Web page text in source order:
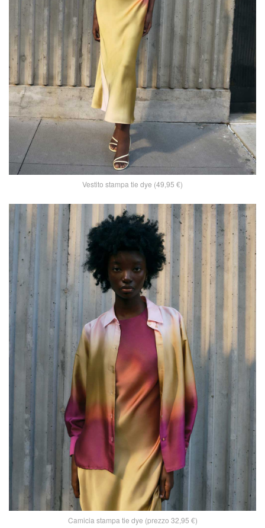
Vestito stampa tie dye (49,95 €)
Camicia stampa tie dye (prezzo 32,95 €)